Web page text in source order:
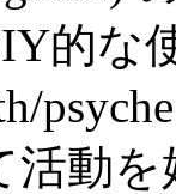
的な
活動